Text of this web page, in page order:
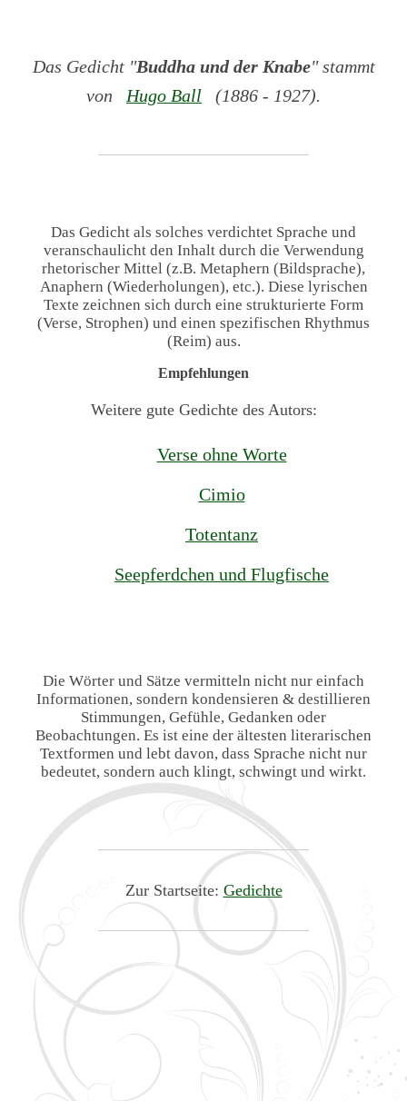
Das Gedicht "Buddha und der Knabe" stammt
von
Hugo Ball (1886 - 1927).
Das Gedicht als solches verdichtet Sprache und
veranschaulicht den Inhalt durch die Verwendung
rhetorischer Mittel (z.B. Metaphern (Bildsprache),
Anaphern (Wiederholungen), etc.). Diese lyrischen
Texte zeichnen sich durch eine strukturierte Form
(Verse, Strophen) und einen spezifischen Rhythmus
(Reim) aus.
Empfehlungen
Weitere gute Gedichte des Autors:
Verse ohne Worte
Cimio
Totentanz
Seepferdchen und Flugfische
Die Wörter und Sätze vermitteln nicht nur einfach
Informationen, sondern kondensieren & destillieren
Stimmungen, Gefühle, Gedanken oder
Beobachtungen. Es ist eine der ältesten literarischen
Textformen und lebt davon, dass Sprache nicht nur
bedeutet, sondern auch klingt, schwingt und wirkt.
Zur Startseite: Gedichte